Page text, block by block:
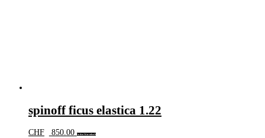
spinoff ficus elastica 1.22
CHF 850.00 In den Warenkorb